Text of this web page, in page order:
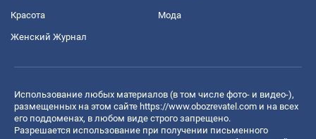
Красота Мода
Женский Журнал
Использование любых материалов (в том числе фото- и видео-),
размещенных на этом сайте https://www.obozrevatel.com и на всех
его поддоменах, в любом виде строго запрещено.
Разрешается использование при получении письменного